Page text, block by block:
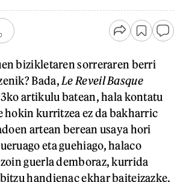
bizikletaren sorreraren berri
Bada, Le Reveil Basque
artikulu batean, hala kontatu
hokin kurritzea ez da bakharric
artean berean usaya hori
eta guehiago, halaco
guerla demboraz, kurrida
handienac ekhar baiteizazke.